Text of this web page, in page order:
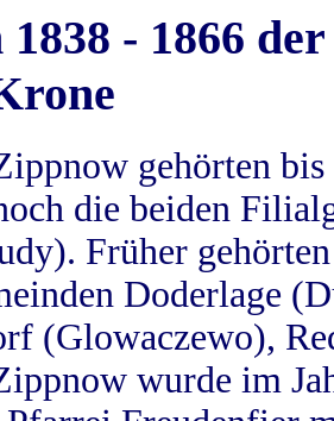
1838 - 1866
gehörten
die beiden
Früher
Doderlage
(Glowaczewo),
wurde im